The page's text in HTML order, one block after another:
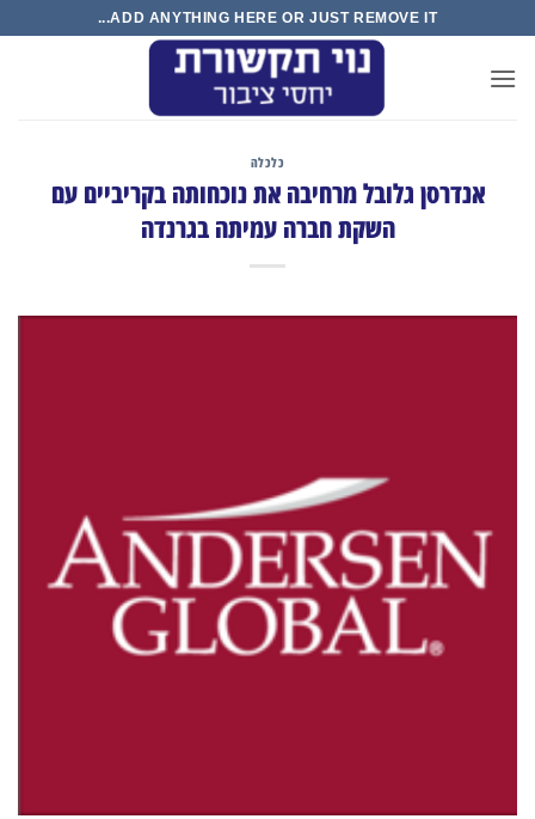
content
ADD ANYTHING HERE OR JUST REMOVE IT...
כלכלה
אנדרסן גלובל מרחיבה את נוכחותה בקריביים עם
השקת חברה עמיתה בגרנדה